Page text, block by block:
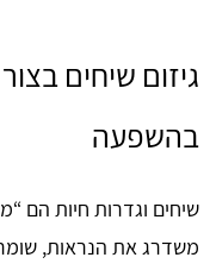
גיזום שיחים
בהשפעה
שיחים וגדרות חיות הם
משדרג את הנראות,